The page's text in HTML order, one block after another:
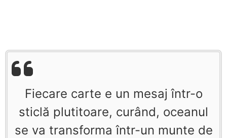
Fiecare carte e un mesaj într-o
sticlă plutitoare, curând, oceanul
se va transforma într-un munte de